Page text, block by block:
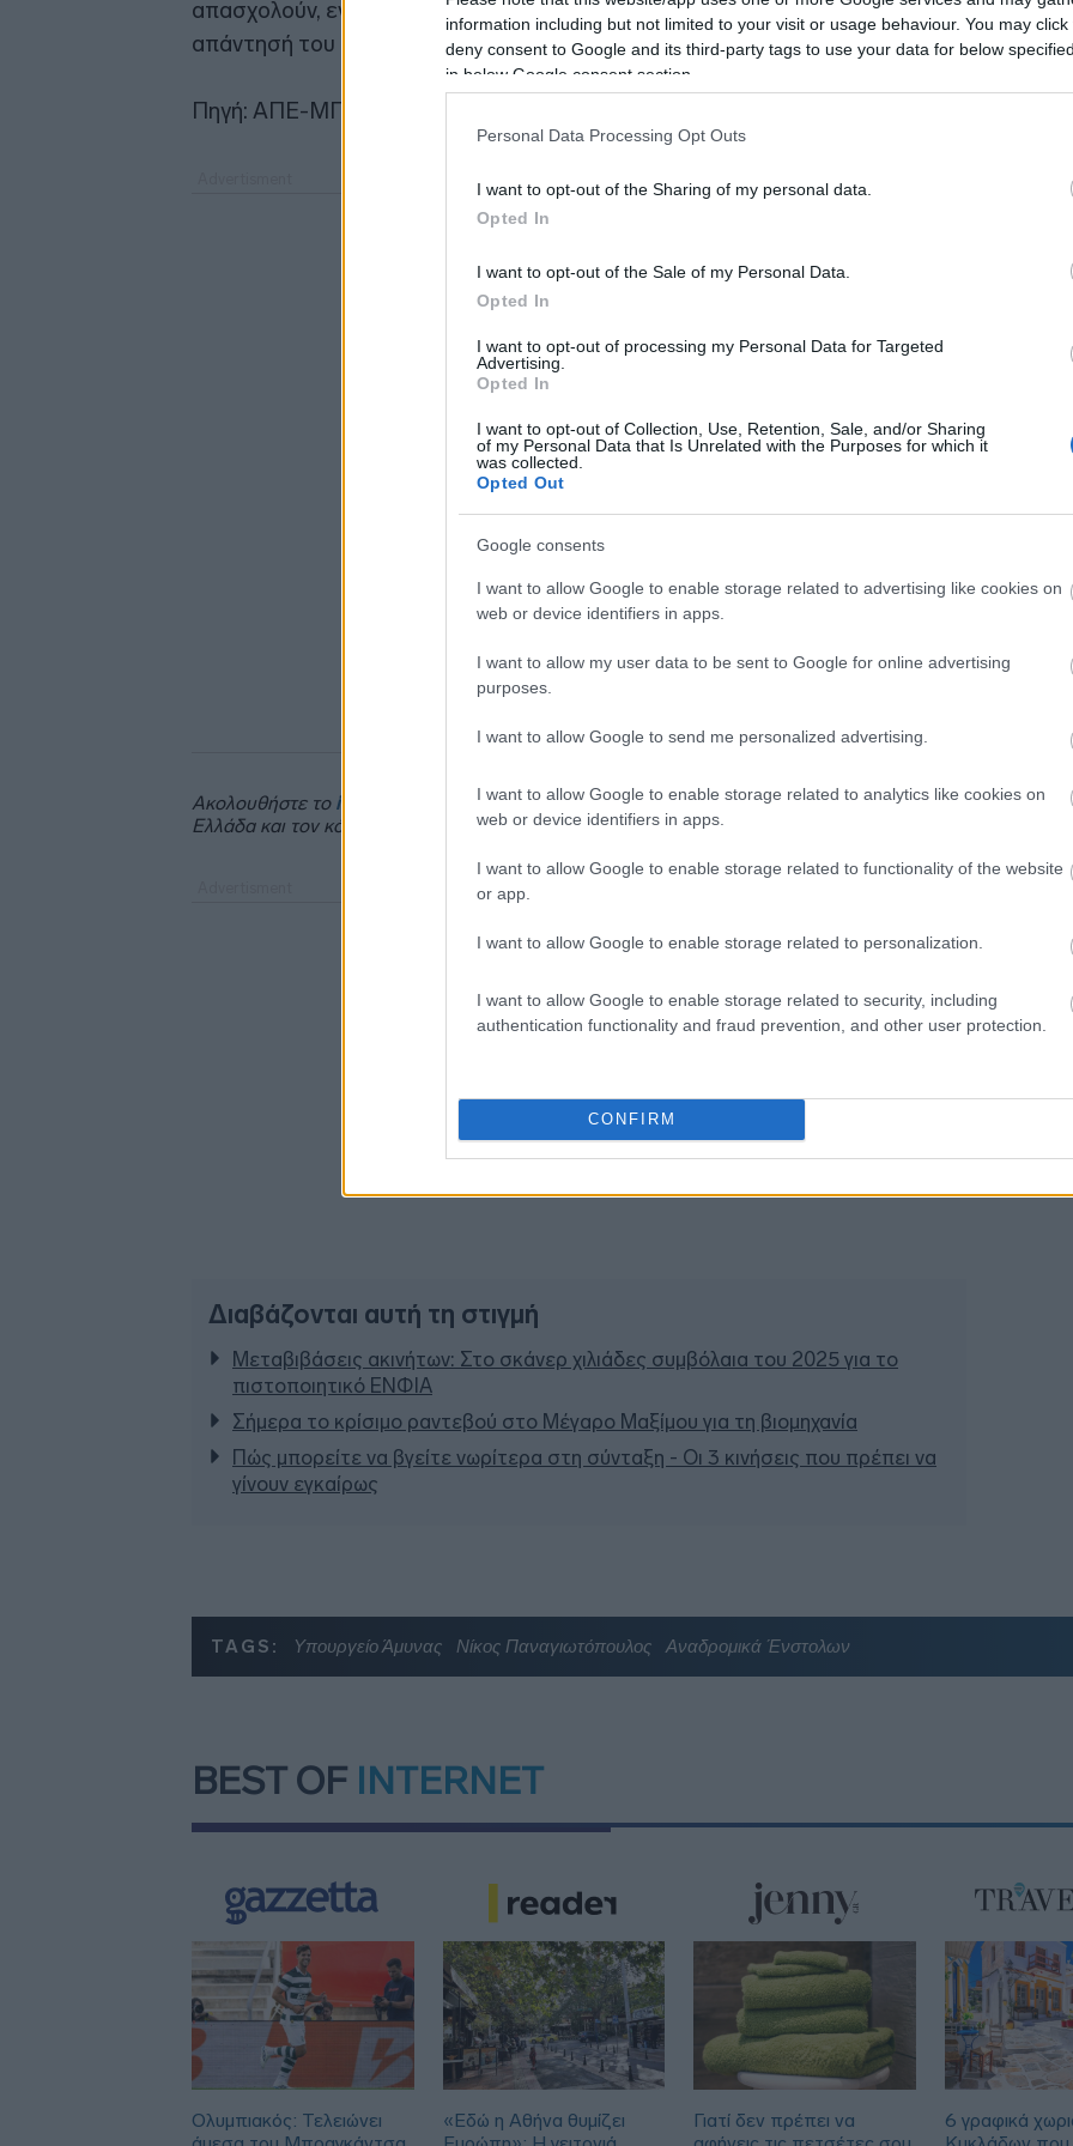
information including but not limited to your visit or usage behaviour. You may
deny consent to Google and its third-party tags to use your data for below
in below Google consent section.
Personal Data Processing Opt Outs
I want to opt-out of the Sharing of my personal data.
Opted In
I want to opt-out of the Sale of my Personal Data.
Opted In
I want to opt-out of processing my Personal Data for Targeted
Advertising.
Opted In
I want to opt-out of Collection, Use, Retention, Sale, and/or Sharing
of my Personal Data that Is Unrelated with the Purposes for which it
was collected.
Opted Out
Google consents
I want to allow Google to enable storage related to advertising like cookies on
web or device identifiers in apps.
I want to allow my user data to be sent to Google for online advertising
purposes.
I want to allow Google to send me personalized advertising.
I want to allow Google to enable storage related to analytics like cookies on
web or device identifiers in apps.
I want to allow Google to enable storage related to functionality of the website
or app.
I want to allow Google to enable storage related to personalization.
I want to allow Google to enable storage related to security, including
authentication functionality and fraud prevention, and other user protection.
CONFIRM
απασχολούν, εντός του πλαισίου των αρμοδιοτήτων τους» καταλήγει στην
απάντησή του ο υπουργός.
Πηγή: ΑΠΕ-ΜΠΕ
Ακολουθήστε το insider.gr στο Google Newsκαι μάθετε πρώτοι όλες τιςειδήσειςαπό την
Ελλάδα και τον κόσμο.
Διαβάζονται αυτή τη στιγμή
Μεταβιβάσεις ακινήτων: Στο σκάνερ χιλιάδες συμβόλαια του 2025 για το
πιστοποιητικό ΕΝΦΙΑ
Σήμερα το κρίσιμο ραντεβού στο Μέγαρο Μαξίμου για τη βιομηχανία
Πώς μπορείτε να βγείτε νωρίτερα στη σύνταξη - Οι 3 κινήσεις που πρέπει να
γίνουν εγκαίρως
07:55
22:37
22:10
TAGS: Υπουργείο Άμυνας Νίκος Παναγιωτόπουλος Αναδρομικά Ένστολων
BEST OF INTERNET
Ολυμπιακός: Τελειώνει
«Εδώ η Αθήνα θυμίζει
Γιατί δεν πρέπει να
6 γραφικά